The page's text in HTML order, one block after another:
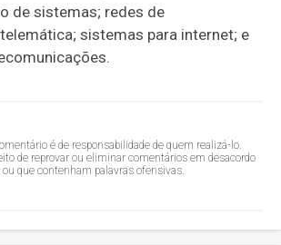
de sistemas; redes de
sistemas para internet; e
é de responsabilidade de quem realizá-lo.
de reprovar ou eliminar comentários em desacordo
que contenham palavras ofensivas.